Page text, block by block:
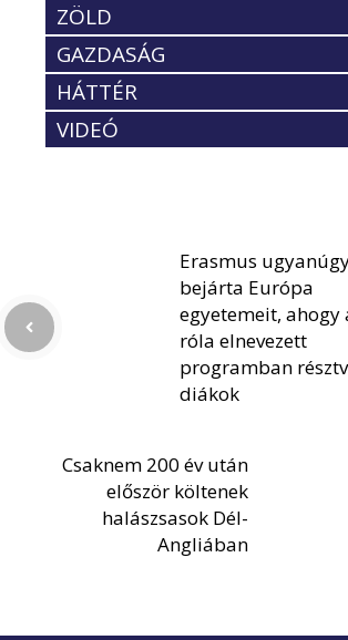
ZÖLD
GAZDASÁG
HÁTTÉR
VIDEÓ
Erasmus
bejárta Európa
egyetemeit, ahogy
róla elnevezett
programban
diákok
Csaknem 200 év után
először költenek
halászsasok Dél-
Angliában